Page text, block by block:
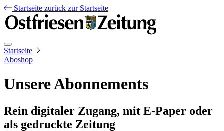
Startseite zurück zur Startseite
Startseite
Aboshop
Unsere Abonnements
Rein digitaler Zugang, mit E-Paper oder
als gedruckte Zeitung